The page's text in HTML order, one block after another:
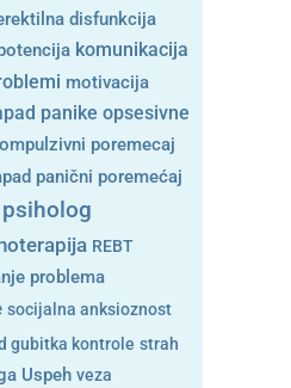
disfunkcija
komunikacija
motivacija
panike opsesivne
poremecaj
panični poremećaj
psiholog
REBT
problema
socijalna anksioznost
gubitka kontrole strah
Uspeh veza